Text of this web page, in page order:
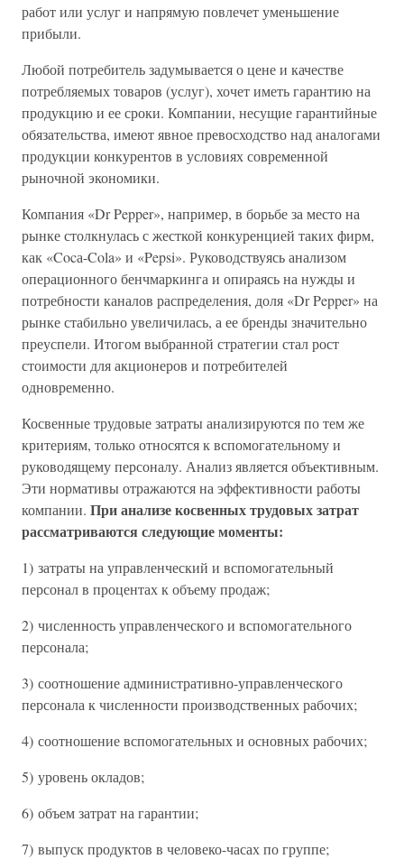
работ или услуг и напрямую повлечет уменьшение
прибыли.
Любой потребитель задумывается о цене и качестве
потребляемых товаров (услуг), хочет иметь гарантию на
продукцию и ее сроки. Компании, несущие гарантийные
обязательства, имеют явное превосходство над аналогами
продукции конкурентов в условиях современной
рыночной экономики.
Компания «Dr Pepper», например, в борьбе за место на
рынке столкнулась с жесткой конкуренцией таких фирм,
как «Cocа-Cola» и «Pepsi». Руководствуясь анализом
операционного бенчмаркинга и опираясь на нужды и
потребности каналов распределения, доля «Dr Pepper» на
рынке стабильно увеличилась, а ее бренды значительно
преуспели. Итогом выбранной стратегии стал рост
стоимости для акционеров и потребителей
одновременно.
Косвенные трудовые затраты анализируются по тем же
критериям, только относятся к вспомогательному и
руководящему персоналу. Анализ является объективным.
Эти нормативы отражаются на эффективности работы
компании. При анализе косвенных трудовых затрат
рассматриваются следующие моменты:
1) затраты на управленческий и вспомогательный
персонал в процентах к объему продаж;
2) численность управленческого и вспомогательного
персонала;
3) соотношение административно-управленческого
персонала к численности производственных рабочих;
4) соотношение вспомогательных и основных рабочих;
5) уровень окладов;
6) объем затрат на гарантии;
7) выпуск продуктов в человеко-часах по группе;